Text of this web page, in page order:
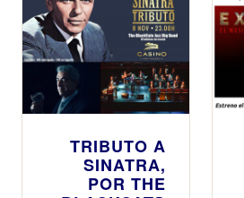
TRIBUTO A
SINATRA,
POR THE